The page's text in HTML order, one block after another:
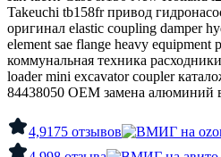
Takeuchi tb158fr привод
оригинал elastic coupling damper
element sae flange heavy equipment
коммунальная техника
loader mini excavator coupler
84438050 OEM замена алюминий
4,9175 отзывов